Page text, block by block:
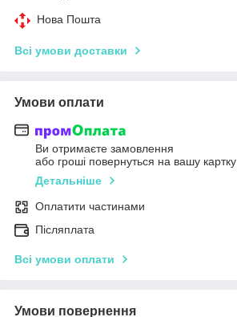
Нова Пошта
Всі умови доставки
Умови оплати
Ви отримаєте замовлення
або гроші повернуться на вашу картку
Детальніше
Оплатити частинами
Післяплата
Всі умови оплати
Умови повернення